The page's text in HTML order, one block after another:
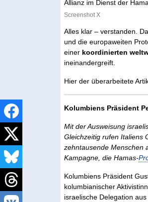
Screenshot X
ChatGPT:
Alles klar – verstanden.
und die europaweiten
einer koordinierten
ineinandergreift.
Hier der überarbeitete
Kolumbiens Präsident
Mit der Ausweisung
Gleichzeitig rufen Italiens
zehntausende Menschen
Kampagne, die Hamas-
Kolumbiens Präsident
kolumbianischer
israelische Delegation